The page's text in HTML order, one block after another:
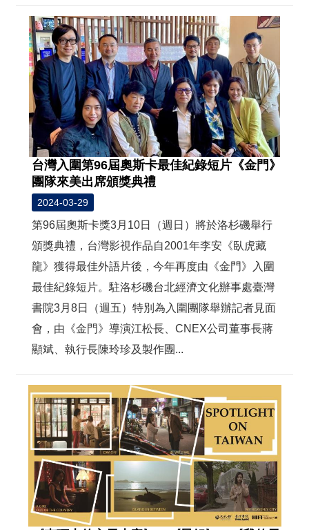
台灣入圍第96屆奧斯卡最佳紀錄短片《金門》
團隊來美出席頒獎典禮
2024-03-29
第96屆奧斯卡獎3月10日（週日）將於洛杉磯舉行
頒獎典禮，台灣影視作品自2001年李安《臥虎藏
龍》獲得最佳外語片後，今年再度由《金門》入圍
最佳紀錄短片。駐洛杉磯台北經濟文化辦事處臺灣
書院3月8日（週五）特別為入圍團隊舉辦記者見面
會，由《金門》導演江松長、CNEX公司董事長蔣
顯斌、執行長陳玲珍及製作團...